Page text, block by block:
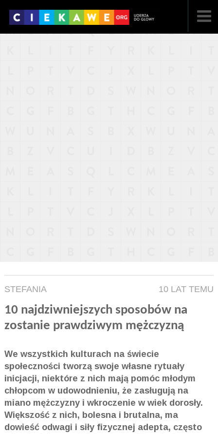
STEFANIA 10 LAT TEMU
10 najdziwniejszych sposobów na
zostanie prawdziwym mężczyzną
We wszystkich kulturach na świecie
społeczności tworzą swoje własne rytuały
inicjacji, niektóre z nich mają pomóc młodym
chłopcom w udowodnieniu, że zasługują na
miano mężczyzny i wkroczenie w wiek dorosły.
Większość z nich, bolesna i brutalna, ma
dowieść odwagi i siły fizycznej adepta, często